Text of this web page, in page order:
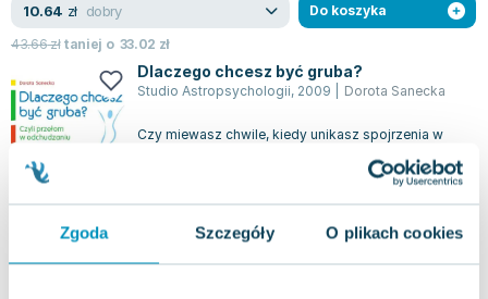
Zgoda Szczegóły O plikach cookies
10.64 zł dobry
43.66złtaniej o 33.02 zł
Do koszyka
Dlaczego chcesz być gruba?
Studio Astropsychologii, 2009 Dorota Sanecka
Czy miewasz chwile, kiedy unikasz spojrzenia w
podczas spacerów czujesz się obserwowany p...